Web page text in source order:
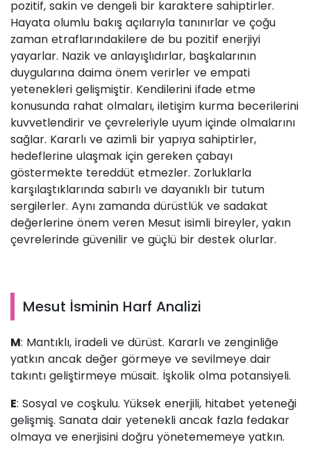
pozitif, sakin ve dengeli bir karaktere sahiptirler.
Hayata olumlu bakış açılarıyla tanınırlar ve çoğu
zaman etraflarındakilere de bu pozitif enerjiyi
yayarlar. Nazik ve anlayışlıdırlar, başkalarının
duygularına daima önem verirler ve empati
yetenekleri gelişmiştir. Kendilerini ifade etme
konusunda rahat olmaları, iletişim kurma becerilerini
kuvvetlendirir ve çevreleriyle uyum içinde olmalarını
sağlar. Kararlı ve azimli bir yapıya sahiptirler,
hedeflerine ulaşmak için gereken çabayı
göstermekte tereddüt etmezler. Zorluklarla
karşılaştıklarında sabırlı ve dayanıklı bir tutum
sergilerler. Aynı zamanda dürüstlük ve sadakat
değerlerine önem veren Mesut isimli bireyler, yakın
çevrelerinde güvenilir ve güçlü bir destek olurlar.
Mesut İsminin Harf Analizi
M: Mantıklı, iradeli ve dürüst. Kararlı ve zenginliğe
yatkın ancak değer görmeye ve sevilmeye dair
takıntı geliştirmeye müsait. İşkolik olma potansiyeli.
E: Sosyal ve coşkulu. Yüksek enerjili, hitabet yeteneği
gelişmiş. Sanata dair yetenekli ancak fazla fedakar
olmaya ve enerjisini doğru yönetememeye yatkın.